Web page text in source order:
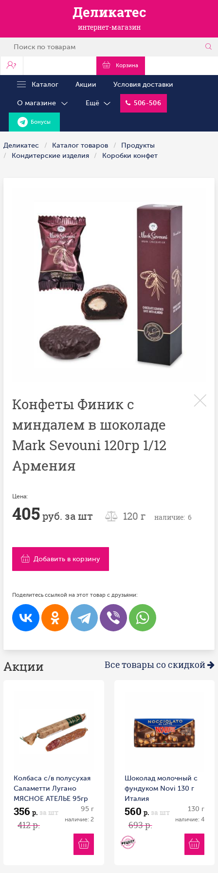
Деликатес
интернет-магазин
? Корзина
Каталог Акции Условия доставки
О магазине Ещё 506-506
Бонусы
Деликатес Каталог товаров
Продукты
Кондитерские изделия
Коробки конфет
Конфеты Финик с
миндалем в шоколаде
Mark Sevouni 120гр 1/12
Армения
Цена:
405руб. за шт 120 г наличие: 6
Добавить в корзину
Поделитесь ссылкой на этот товар с друзьями:
Акции Все товары со скидкой
Колбаса с/в полусухая
Саламетти Лугано
МЯСНОЕ АТЕЛЬЕ 95гр
1/20 Россия
356 р. за шт
412 р.
95 г
наличие: 2
Шоколад молочный с
фундуком Novi 130 г
Италия
560 р. за шт
693 р.
130 г
наличие: 4